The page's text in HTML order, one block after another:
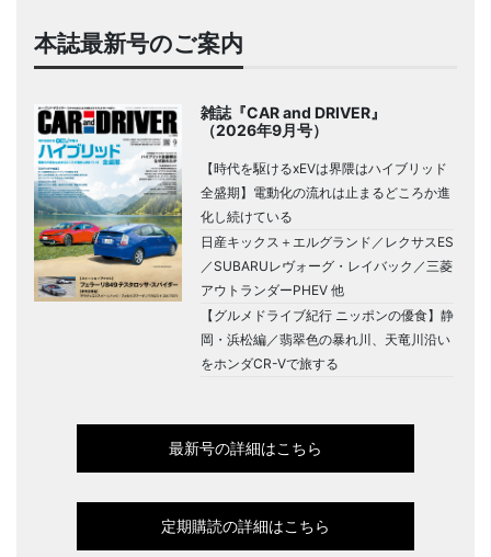
本誌最新号のご案内
雑誌『CAR and DRIVER』
（2026年9月号）
【時代を駆けるxEVは界隈はハイブリッド
全盛期】電動化の流れは止まるどころか進
化し続けている
日産キックス＋エルグランド／レクサスES
／SUBARUレヴォーグ・レイバック／三菱
アウトランダーPHEV 他
【グルメドライブ紀行 ニッポンの優食】静
岡・浜松編／翡翠色の暴れ川、天竜川沿い
をホンダCR-Vで旅する
最新号の詳細はこちら
定期購読の詳細はこちら